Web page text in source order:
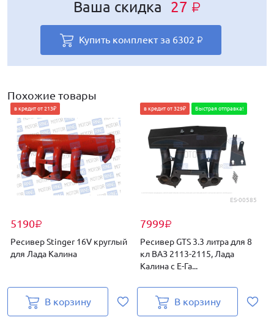
Ваша скидка 27 ₽
Купить комплект за 6302 ₽
Ваша скидка 33 ₽
Купить комплект за 6326 ₽
Ваша скидка 27 ₽
Купить комплект за 6302 ₽
Ваша скидка
₽
Ваша скидка 59 ₽
Купить комплект за 6440 ₽
Ваша скидка 29 ₽
Купить комплект за 6310 ₽
Похожие товары
5190₽
в кредит от 213₽
Ресивер Stinger 16V круглый
для Лада Калина
В корзину
ES-00585
7999₽
в кредит от 329₽ Быстрая отправка!
Ресивер GTS 3.3 литра для 8
кл ВАЗ 2113-2115, Лада
Калина с Е-Га...
В корзину